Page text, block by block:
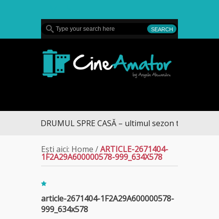
DRUMUL SPRE CASĂ – ultimul sezon te aduce la
Ești aici: Home /ARTICLE-2671404-
1F2A29A600000578-999_634X578
article-2671404-1F2A29A600000578-
999_634x578